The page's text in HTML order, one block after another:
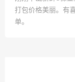
打包价格美丽。有
单。